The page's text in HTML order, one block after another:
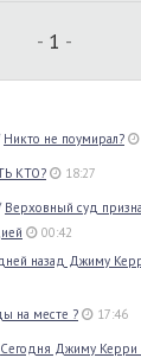
1
Никто не поумирал?
КТО? 18:27
Верховный суд
00:42
назад Джиму
на месте ? 17:46
Сегодня Джиму Керри